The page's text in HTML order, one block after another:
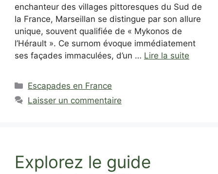
enchanteur des villages pittoresques du Sud de
la France, Marseillan se distingue par son allure
unique, souvent qualifiée de « Mykonos de
l’Hérault ». Ce surnom évoque immédiatement
ses façades immaculées, d’un … Lire la suite
Catégories
Escapades en France
Laisser un commentaire
Explorez le guide